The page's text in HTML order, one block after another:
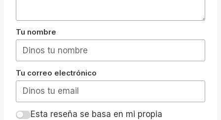
Tu nombre
Tu correo electrónico
Esta reseña se basa en mi propia